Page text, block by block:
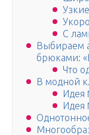
С
Выбираем
брюками:
Что
В модной
Идея